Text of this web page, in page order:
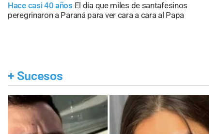
Hace casi 40 años El día que miles de santafesinos
peregrinaron a Paraná para ver cara a cara al Papa
+ Sucesos